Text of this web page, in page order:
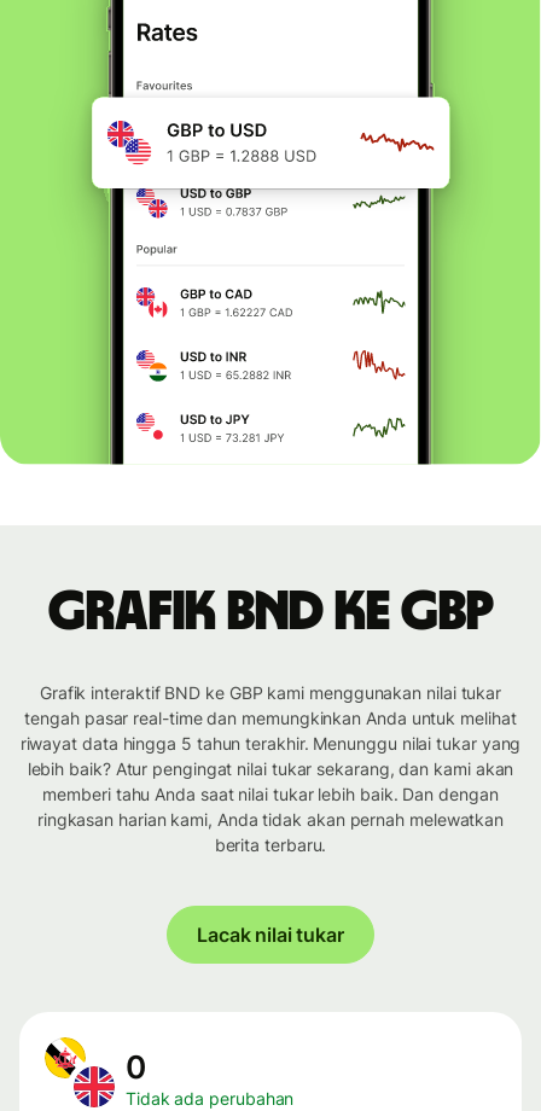
Grafik BND ke GBP
Grafik interaktif BND ke GBP kami menggunakan nilai tukar
tengah pasar real-time dan memungkinkan Anda untuk melihat
riwayat data hingga 5 tahun terakhir. Menunggu nilai tukar yang
lebih baik? Atur pengingat nilai tukar sekarang, dan kami akan
memberi tahu Anda saat nilai tukar lebih baik. Dan dengan
ringkasan harian kami, Anda tidak akan pernah melewatkan
berita terbaru.
Lacak nilai tukar
0
Tidak ada perubahan